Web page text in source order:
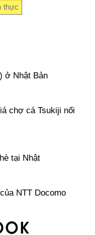
thực
ở Nhật Bản
chợ cá Tsukiji nổi
tại Nhật
NTT Docomo
quốc gia sẽ tham